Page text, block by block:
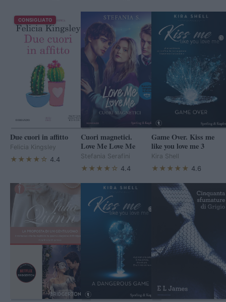
CONSIGLIATO
Due cuori in affitto
Felicia Kingsley
★★★★☆ 4.4
Cuori magnetici.
Love Me Love Me
Stefania Serafini
★★★★☆ 4.4
Game Over. Kiss me
like you love me 3
Kira Shell
★★★★★ 4.6